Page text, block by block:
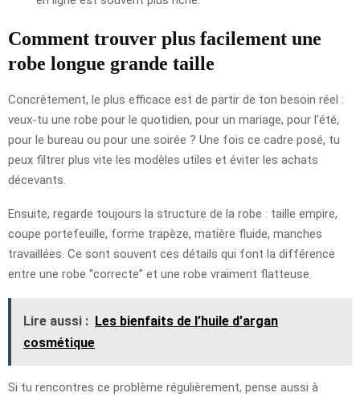
Comment trouver plus facilement une
robe longue grande taille
Concrètement, le plus efficace est de partir de ton besoin réel :
veux-tu une robe pour le quotidien, pour un mariage, pour l’été,
pour le bureau ou pour une soirée ? Une fois ce cadre posé, tu
peux filtrer plus vite les modèles utiles et éviter les achats
décevants.
Ensuite, regarde toujours la structure de la robe : taille empire,
coupe portefeuille, forme trapèze, matière fluide, manches
travaillées. Ce sont souvent ces détails qui font la différence
entre une robe “correcte” et une robe vraiment flatteuse.
Lire aussi : Les bienfaits de l’huile d’argan
cosmétique
Si tu rencontres ce problème régulièrement, pense aussi à